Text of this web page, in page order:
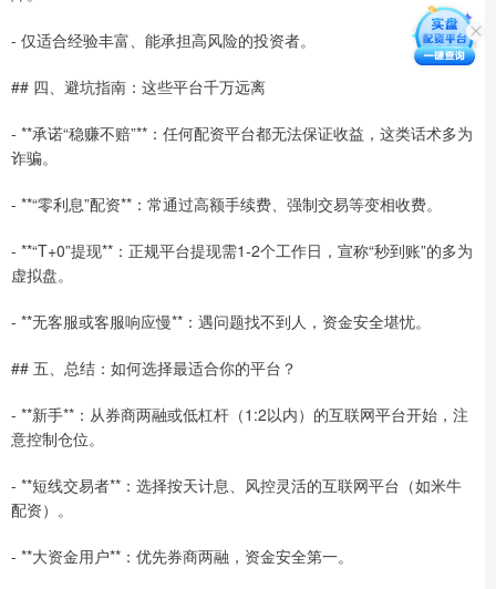
- 仅适合经验丰富、能承担高风险的投资者。
## 四、避坑指南：这些平台千万远离
- **承诺“稳赚不赔”**：任何配资平台都无法保证收益，这类话术多为
诈骗。
- **“零利息”配资**：常通过高额手续费、强制交易等变相收费。
- **“T+0”提现**：正规平台提现需1-2个工作日，宣称“秒到账”的多为
虚拟盘。
- **无客服或客服响应慢**：遇问题找不到人，资金安全堪忧。
## 五、总结：如何选择最适合你的平台？
- **新手**：从券商两融或低杠杆（1:2以内）的互联网平台开始，注
意控制仓位。
- **短线交易者**：选择按天计息、风控灵活的互联网平台（如米牛
配资）。
- **大资金用户**：优先券商两融，资金安全第一。